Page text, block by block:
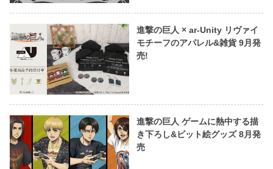
進撃の巨人 × ar-Unity リヴァイ
モチーフのアパレル&雑貨 9月発
売!
進撃の巨人 ゲームに熱中する描
き下ろし&ビット絵グッズ 8月発
売